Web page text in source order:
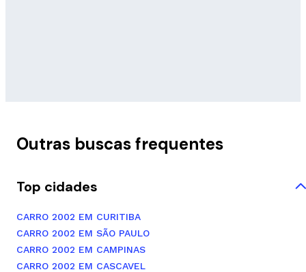
Outras buscas frequentes
Top cidades
CARRO 2002 EM CURITIBA
CARRO 2002 EM SÃO PAULO
CARRO 2002 EM CAMPINAS
CARRO 2002 EM CASCAVEL